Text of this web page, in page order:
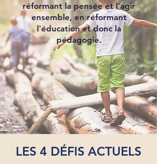
réformant la pensée et l'agir
ensemble, en réformant
l'éducation et donc la
pédagogie.
LES 4 DÉFIS ACTUELS